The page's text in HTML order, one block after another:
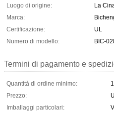
Luogo di origine:
La
Marca:
Certificazione:
UL
Numero di modello:
BIC-
Termini di pagamento e
Quantità di ordine minimo:
Prezzo:
Imballaggi particolari: